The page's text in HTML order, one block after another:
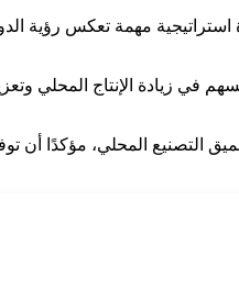
مهمة تعكس رؤية
زيادة الإنتاج المحلي
التصنيع المحلي، مؤكدًا أن